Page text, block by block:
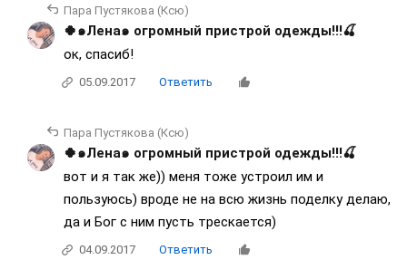
Пара Пустякова (Ксю)
🍀๑Лена๑ огромный пристрой одежды!!!🍒
ок, спасиб!
05.09.2017 Ответить
Пара Пустякова (Ксю)
🍀๑Лена๑ огромный пристрой одежды!!!🍒
вот и я так же)) меня тоже устроил им и
пользуюсь) вроде не на всю жизнь поделку делаю,
да и Бог с ним пусть трескается)
04.09.2017 Ответить